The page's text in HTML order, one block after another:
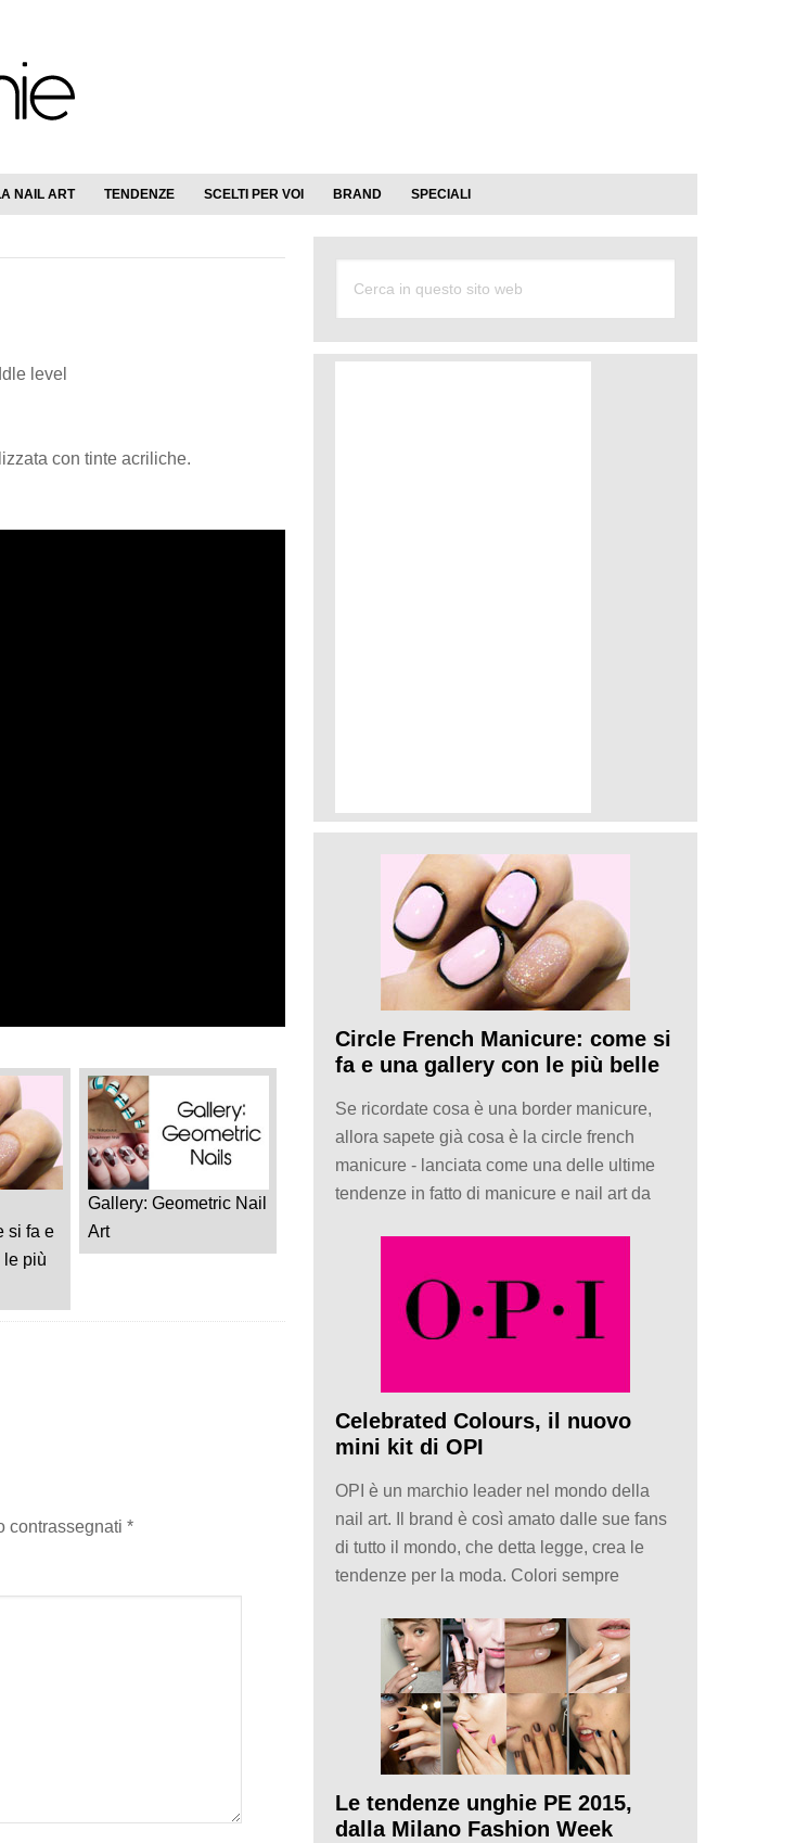
NAIL ART TENDENZE SCELTI PER VOI BRAND SPECIALI
level
con tinte acriliche.
si fa e
le più
Gallery: Geometric Nail
Art
contrassegnati *
Circle French Manicure: come si
fa e una gallery con le più belle
Se ricordate cosa è una border manicure,
allora sapete già cosa è la circle french
manicure - lanciata come una delle ultime
tendenze in fatto di manicure e nail art da
Celebrated Colours, il nuovo
mini kit di OPI
OPI è un marchio leader nel mondo della
nail art. Il brand è così amato dalle sue fans
di tutto il mondo, che detta legge, crea le
tendenze per la moda. Colori sempre
Le tendenze unghie PE 2015,
dalla Milano Fashion Week